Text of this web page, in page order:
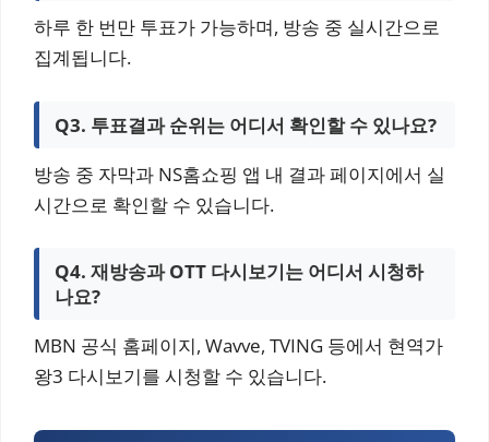
하루 한 번만 투표가 가능하며, 방송 중 실시간으로
집계됩니다.
Q3. 투표결과 순위는 어디서 확인할 수 있나요?
방송 중 자막과 NS홈쇼핑 앱 내 결과 페이지에서 실
시간으로 확인할 수 있습니다.
Q4. 재방송과 OTT 다시보기는 어디서 시청하
나요?
MBN 공식 홈페이지, Wavve, TVING 등에서 현역가
왕3 다시보기를 시청할 수 있습니다.